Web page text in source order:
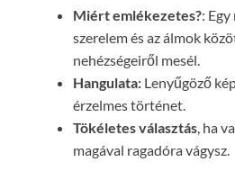
Miért emlékezetes?:
szerelem és az álmok
nehézségeiről mesél.
Hangulata: Lenyűgöző
érzelmes történet.
Tökéletes választás, ha
magával ragadóra vágysz.